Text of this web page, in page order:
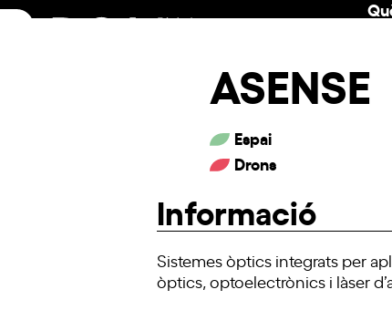
Skip
ASENSE
Espai
Drons
Informació
Sistemesòptics integrats per
òptics, optoelectrònics i làser